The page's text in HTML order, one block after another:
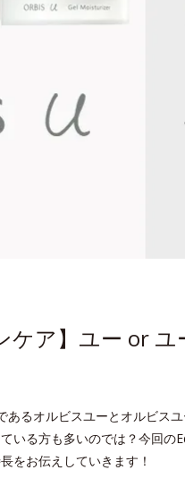
ケア】ユー or
あるオルビスユーとオルビス
いる方も多いのでは？今回の
をお伝えしていきます！